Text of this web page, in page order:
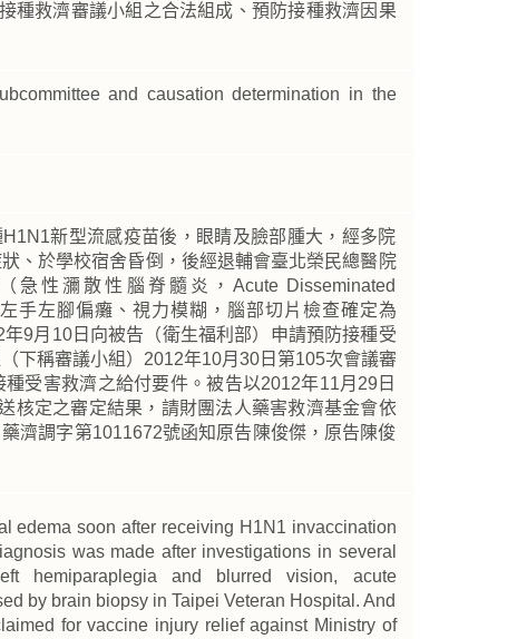
種救濟審議小組之合法組成、預防接種救濟因果
and causation determination in the
新型流感疫苗後，眼睛及臉部腫大，經多院
、於學校宿舍昏倒，後經退輔會臺北榮民總醫院
急性瀰散性腦脊髓炎，Acute Disseminated
手左腳偏癱、視力模糊，腦部切片檢查確定為
9月10日向被告（衛生福利部）申請預防接種受
下稱審議小組）2012年10月30日第105次會議審
受害救濟之給付要件。被告以2012年11月29日
核定之審定結果，請財團法人藥害救濟基金會依
濟調字第1011672號函知原告陳俊傑，原告陳俊
edema soon after receiving H1N1 invaccination
was made after investigations in several
hemiparaplegia and blurred vision, acute
by brain biopsy in Taipei Veteran Hospital. And
for vaccine injury relief against Ministry of